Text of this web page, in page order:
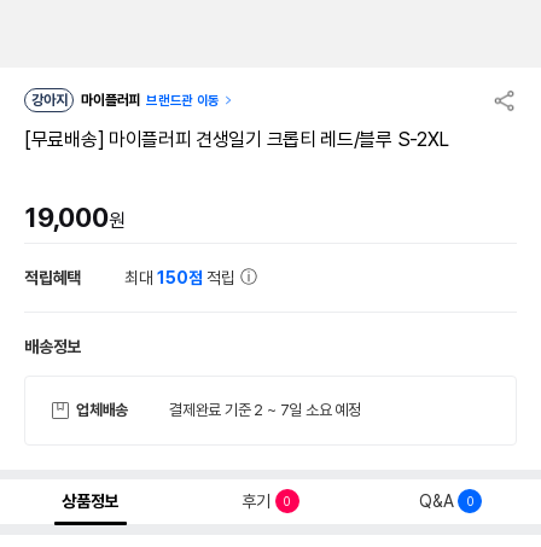
강아지 마이플러피 브랜드관 이동
[무료배송] 마이플러피 견생일기 크롭티 레드/블루 S-2XL
19,000원
적립혜택 최대150점 적립
배송정보
업체배송 결제완료 기준 2 ~ 7일 소요 예정
상품정보 후기 0 Q&A 0